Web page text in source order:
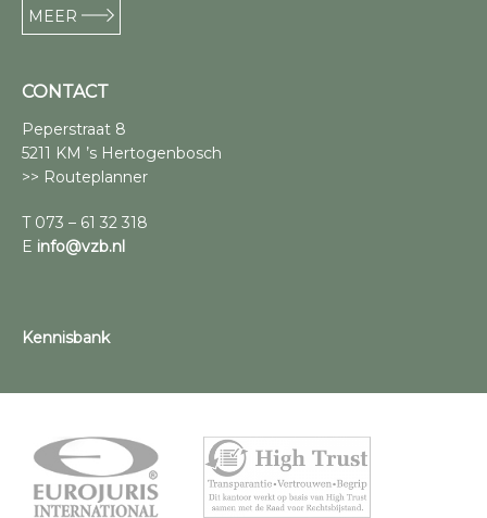
MEER
CONTACT
Peperstraat 8
5211 KM ’s Hertogenbosch
>> Routeplanner
T 073 – 61 32 318
E info@vzb.nl
Kennisbank